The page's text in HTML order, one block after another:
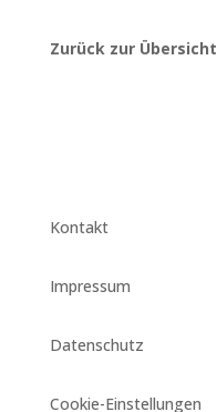
Zurück zur Übersicht
Kontakt
Impressum
Datenschutz
Cookie-Einstellungen